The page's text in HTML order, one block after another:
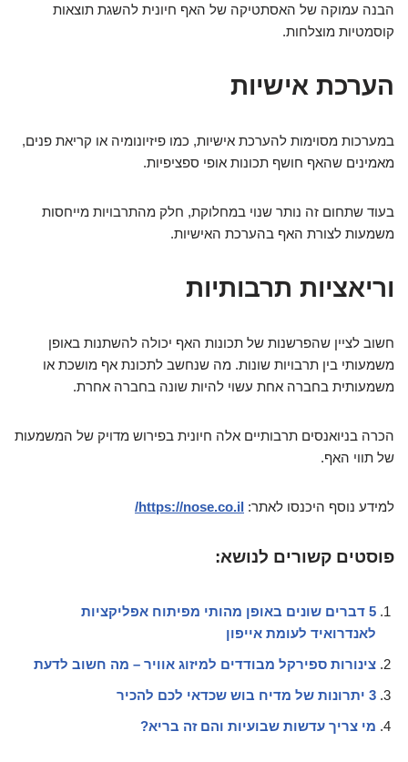
הבנה עמוקה של האסתטיקה של האף חיונית להשגת תוצאות
קוסמטיות מוצלחות.
הערכת אישיות
במערכות מסוימות להערכת אישיות, כמו פיזיונומיה או קריאת פנים,
מאמינים שהאף חושף תכונות אופי ספציפיות.
בעוד שתחום זה נותר שנוי במחלוקת, חלק מהתרבויות מייחסות
משמעות לצורת האף בהערכת האישיות.
וריאציות תרבותיות
חשוב לציין שהפרשנות של תכונות האף יכולה להשתנות באופן
משמעותי בין תרבויות שונות. מה שנחשב לתכונת אף מושכת או
משמעותית בחברה אחת עשוי להיות שונה בחברה אחרת.
הכרה בניואנסים תרבותיים אלה חיונית בפירוש מדויק של המשמעות
של תווי האף.
למידע נוסף היכנסו לאתר: https://nose.co.il/
פוסטים קשורים לנושא:
5 דברים שונים באופן מהותי מפיתוח אפליקציות
לאנדרואיד לעומת אייפון
צינורות ספירקל מבודדים למיזוג אוויר – מה חשוב לדעת
3 יתרונות של מדיח בוש שכדאי לכם להכיר
מי צריך עדשות שבועיות והם זה בריא?